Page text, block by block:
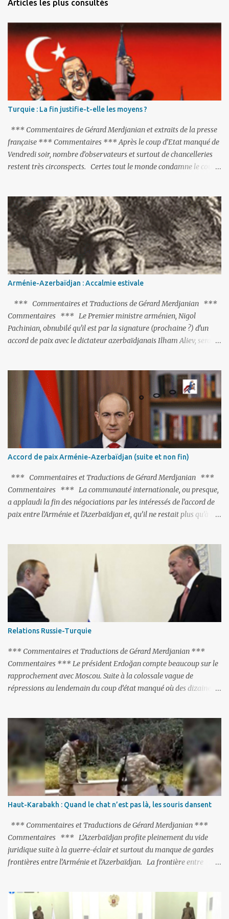
i
Articles les plus consultés
Turquie : La fin justifie-t-elle les moyens ?
*** Commentaires de Gérard Merdjanian et extraits de la presse
française *** Commentaires *** Après le coup d’Etat manqué de
Vendredi soir, nombre d’observateurs et surtout de chancelleries
restent très circonspects. Certes tout le monde condamne le coup
actions menées par le président Erdoğan, et pour certains sur la
réalisation du putsch lui-même.
Arménie-Azerbaïdjan : Accalmie estivale
*** Commentaires et Traductions de Gérard Merdjanian ***
Commentaires *** Le Premier ministre arménien, Nigol
Pachinian, obnubilé qu'il est par la signature (prochaine ?) d'un
accord de paix avec le dictateur azerbaïdjanais Ilham Aliev, serait
C'est hélas fort peu probable ; l'Histoire ou la Littérature ne sont
pas ses points forts, pas plus d'ailleurs que les négociations avec le
tandem turco-azéri. Faisant fi de tout ce qui précède la chute de
l'URSS, il est exclusivement intéressé par ce qu'il nomme «
l'Arménie réelle ». Même les trois présidents qu'ils l'ont précédés ne
trouvent pas grâce à ses yeux, les traitant de tous les noms, avant
de les traîner en justice. Et comme les politiciens ne lui suffisent
pas, il s'attaque aux dignitaires de l'Église arménienne, les...
Accord de paix Arménie-Azerbaïdjan (suite et non fin)
*** Commentaires et Traductions de Gérard Merdjanian ***
Commentaires *** La communauté internationale, ou presque,
a applaudi la fin des négociations par les intéressés de l’accord de
paix entre l’Arménie et l’Azerbaïdjan et, qu’il ne restait plus qu’à le
Les deux points non résolus portaient sur la renonciation aux
revendications internationales mutuelles et sur l'abstention de
déployer des représentants d'autres pays le long de la frontière
entre l'Arménie et l'Azerbaïdjan. C’est chose faite, l’Arménie a
accepté. Comme on pouvait s’y attendre, Bakou a posé de
nouvelles conditions préalables : 1- L’Arménie doit demander la
dissolution du Groupe de Minsk de l’OSCE ; 2- et surtout, elle doit
changer sa Constitution en supprimant toute allusion au
‘Karabakh’. Su...
Relations Russie-Turquie
*** Commentaires et Traductions de Gérard Merdjanian ***
Commentaires *** Le président Erdoğan compte beaucoup sur le
rapprochement avec Moscou. Suite à la colossale vague de
répressions au lendemain du coup d’état manqué où des dizaines
fermés, ses relations avec les Occidentaux se sont notablement
refroidies ; Moscou s’était abstenu de critiquer Ankara sur cette
purge massive. Avec en perspective, une épée de Damoclès
suspendue au-dessus de la tête - la fin des négociations d’adhésion
à l’UE si la peine de mort est rétablie ; Et des menaces non voilées
envers les Etats-Unis : «Si Gülen n'est pas extradé, les États-Unis
sacrifieront les relations bilatérales à cause de ce terroriste» , a
prévenu le ministre turc de la Justice, Bekir Bozdag.
Haut-Karabakh : Quand le chat n’est pas là, les souris dansent
*** Commentaires et Traductions de Gérard Merdjanian ***
Commentaires *** L’Azerbaïdjan profite pleinement du vide
juridique suite à la guerre-éclair et surtout du manque de gardes
frontières entre l’Arménie et l’Azerbaïdjan. La frontière entre
Gumri. On ne sait jamais si l’envie prenait au zigoto d’en face
d’envoyer ses chars sur Erevan (1). Si les 221km de frontière avec